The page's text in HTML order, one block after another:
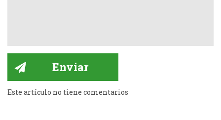
Este artículo no tiene comentarios